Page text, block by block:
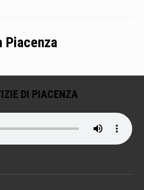
Piacenza
DI PIACENZA